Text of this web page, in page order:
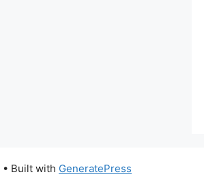
• Built with GeneratePress